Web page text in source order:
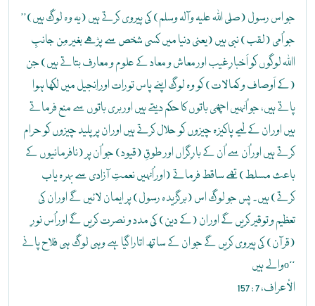
’’(یہ وہ لوگ ہیں) جو اس رسول (صلی اللہ علیہ وآلہ وسلم) کی پیروی کرتے ہیں
جو اُمی (لقب) نبی ہیں (یعنی دنیا میں کسی شخص سے پڑھے بغیر مِن جانبِ
اﷲ لوگوں کو اَخبارِ غیب اور معاش و معاد کے علوم و معارف بتاتے ہیں) جن
(کے اَوصاف و کمالات) کو وہ لوگ اپنے پاس تورات اور اِنجیل میں لکھا ہوا
پاتے ہیں، جو اُنہیں اچھی باتوں کا حکم دیتے ہیں اور بری باتوں سے منع فرماتے
ہیں اور ان کے لیے پاکیزہ چیزوں کو حلال کرتے ہیں اور ان پر پلید چیزوں کو حرام
کرتے ہیں اور اُن سے اُن کے بارِ گراں اور طوقِ (قیود) جو اُن پر (نافرمانیوں کے
باعث مسلط) تھے ساقط فرماتے (اور اُنہیں نعمتِ آزادی سے بہرہ یاب
کرتے) ہیں۔ پس جو لوگ اس (برگزیدہ رسول) پر ایمان لائیں گے اور ان کی
تعظیم و توقیر کریں گے اور ان (کے دین) کی مدد و نصرت کریں گے اور اُس نورِ
(قرآن) کی پیروی کریں گے جو ان کے ساتھ اتارا گیا ہے وہی لوگ ہی فلاح پانے
والے ہیںo‘‘
الأعراف، 7 : 157